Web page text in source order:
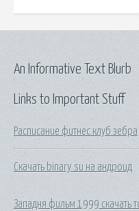
Links to Important Stuff
Расписание фитнес клуб зебра
Скачать binary su на андроид
Западня фильм 1999 скачать
An Informative Text Blurb